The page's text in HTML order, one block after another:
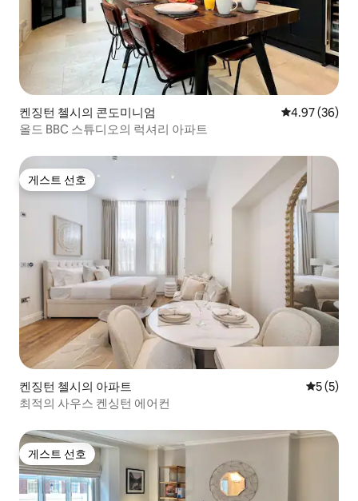
켄징턴 첼시의 콘도미니엄 평점 4.97점(5
4.97 (36)
올드 BBC 스튜디오의 럭셔리 아파트
게스트 선호
게스트 선호
켄징턴 첼시의 아파트 평점 5점
5 (5)
최적의 사우스 켄싱턴 에어컨
게스트 선호
게스트 선호